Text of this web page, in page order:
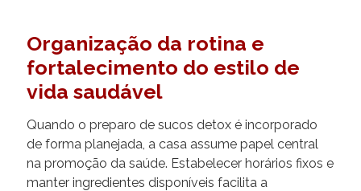
Organização da rotina e
fortalecimento do estilo de
vida saudável
Quando o preparo de sucos detox é incorporado
de forma planejada, a casa assume papel central
na promoção da saúde. Estabelecer horários fixos e
manter ingredientes disponíveis facilita a